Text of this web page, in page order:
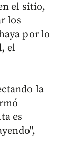
el sitio,
los
por lo
el
la
es